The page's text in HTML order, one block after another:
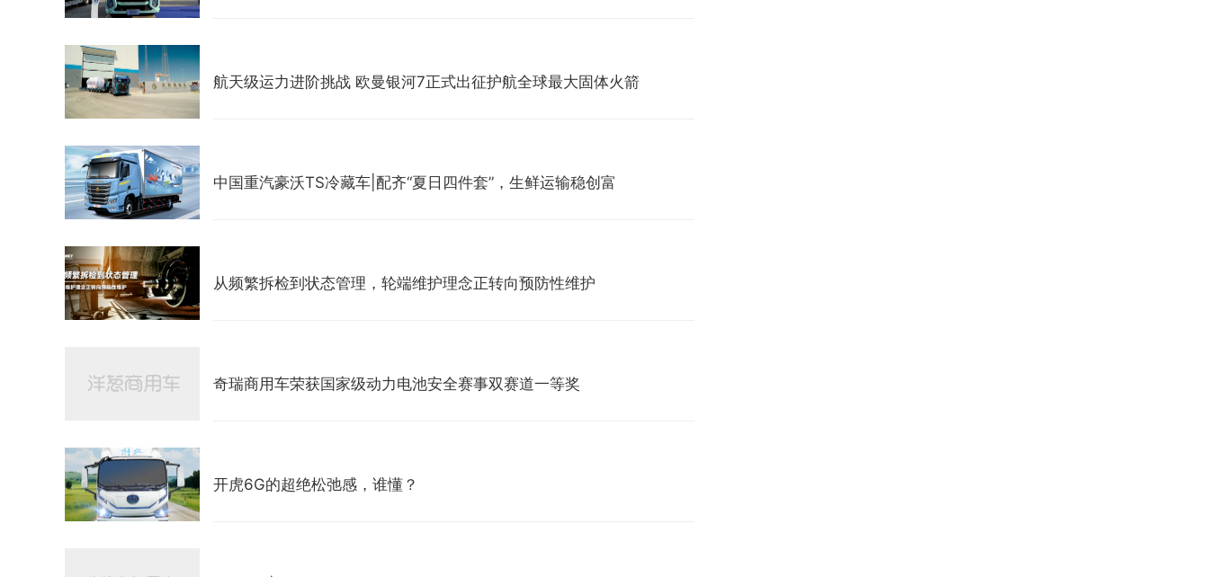
航天级运力进阶挑战 欧曼银河7正式出征护航全球最大固体火箭
中国重汽豪沃TS冷藏车|配齐“夏日四件套”，生鲜运输稳创富
从频繁拆检到状态管理，轮端维护理念正转向预防性维护
奇瑞商用车荣获国家级动力电池安全赛事双赛道一等奖
开虎6G的超绝松弛感，谁懂？